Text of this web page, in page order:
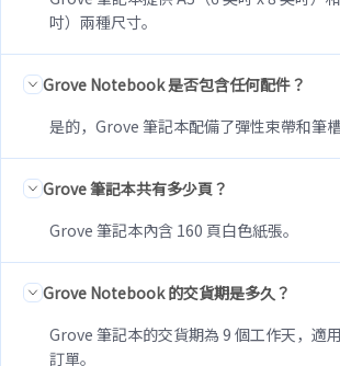
吋）兩種尺寸。
Grove Notebook 是否包含任何配件？
是的，Grove 筆記本配備了彈性束帶和筆槽
Grove 筆記本共有多少頁？
Grove 筆記本內含 160 頁白色紙張。
Grove Notebook 的交貨期是多久？
Grove 筆記本的交貨期為 9 個工作天，適
訂單。